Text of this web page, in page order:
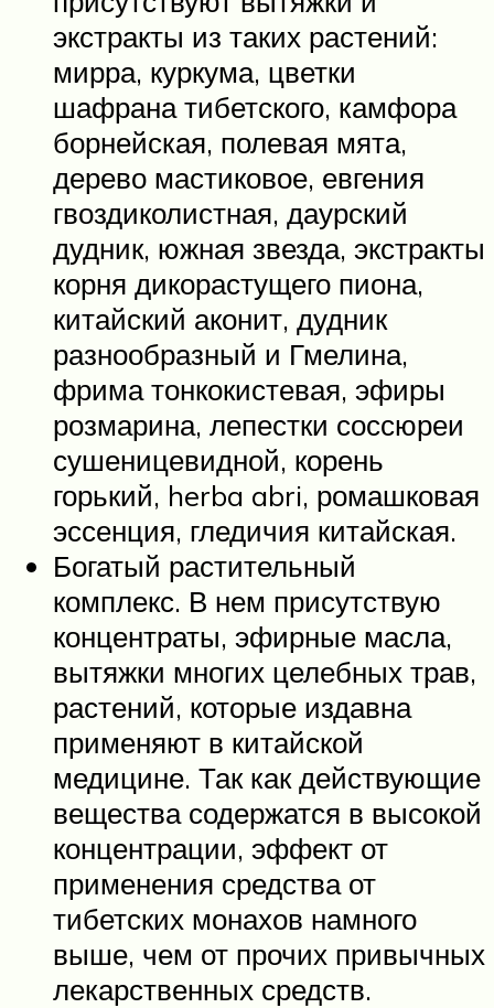
экстракты из таких растений:
мирра, куркума, цветки
шафрана тибетского, камфора
борнейская, полевая мята,
дерево мастиковое, евгения
гвоздиколистная, даурский
дудник, южная звезда, экстракты
корня дикорастущего пиона,
китайский аконит, дудник
разнообразный и Гмелина,
фрима тонкокистевая, эфиры
розмарина, лепестки соссюреи
сушеницевидной, корень
горький, herba abri, ромашковая
эссенция, гледичия китайская.
Богатый растительный
комплекс. В нем присутствую
концентраты, эфирные масла,
вытяжки многих целебных трав,
растений, которые издавна
применяют в китайской
медицине. Так как действующие
вещества содержатся в высокой
концентрации, эффект от
применения средства от
тибетских монахов намного
выше, чем от прочих привычных
лекарственных средств.